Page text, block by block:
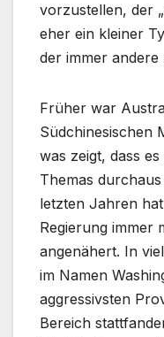
vorzustellen, der
eher ein kleiner
der immer andere
Früher war
Südchinesischen
was zeigt, dass
Themas
letzten Jahren
Regierung immer
angenähert. In
im Namen
aggressivsten
Bereich